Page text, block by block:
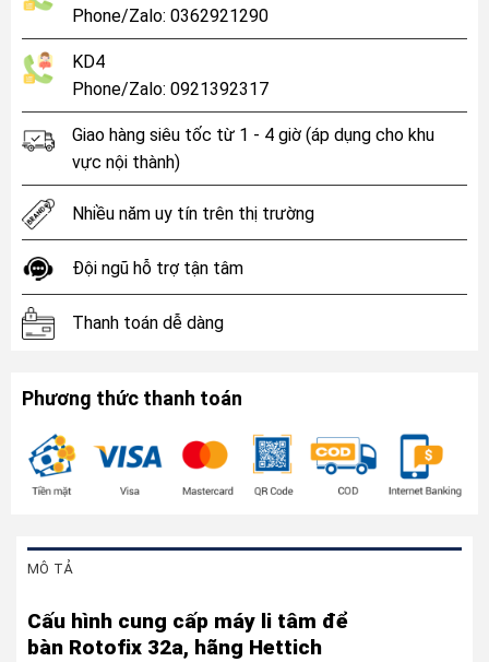
Phone/Zalo: 0362921290
KD4
Phone/Zalo: 0921392317
Giao hàng siêu tốc từ 1 - 4 giờ (áp dụng cho khu
vực nội thành)
Nhiều năm uy tín trên thị trường
Đội ngũ hỗ trợ tận tâm
Thanh toán dễ dàng
Phương thức thanh toán
MÔ TẢ
Cấu hình cung cấp máy li tâm để
bàn Rotofix 32a, hãng Hettich